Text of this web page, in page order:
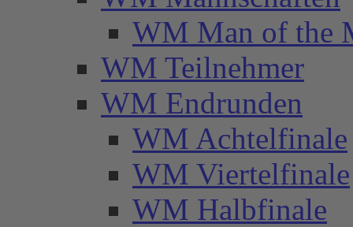
WM Man of the
WM Teilnehmer
WM Endrunden
WM Achtelfinale
WM Viertelfinale
WM Halbfinale